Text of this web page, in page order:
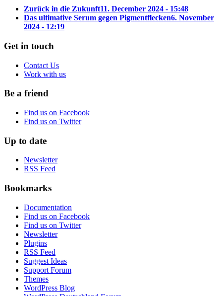
Zurück in die Zukunft11. December 2024 - 15:48
Das ultimative Serum gegen Pigmentflecken6. November
2024 - 12:19
Get in touch
Contact Us
Work with us
Be a friend
Find us on Facebook
Find us on Twitter
Up to date
Newsletter
RSS Feed
Bookmarks
Documentation
Find us on Facebook
Find us on Twitter
Newsletter
Plugins
RSS Feed
Suggest Ideas
Support Forum
Themes
WordPress Blog